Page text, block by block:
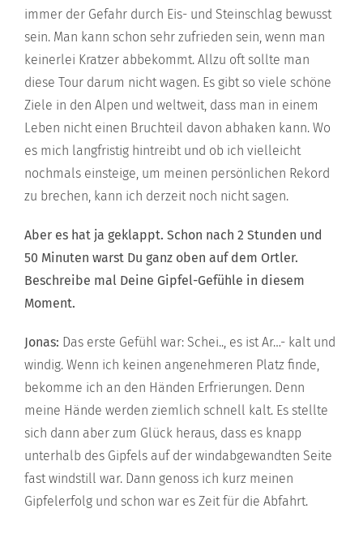
immer der Gefahr durch Eis- und Steinschlag bewusst
sein. Man kann schon sehr zufrieden sein, wenn man
keinerlei Kratzer abbekommt. Allzu oft sollte man
diese Tour darum nicht wagen. Es gibt so viele schöne
Ziele in den Alpen und weltweit, dass man in einem
Leben nicht einen Bruchteil davon abhaken kann. Wo
es mich langfristig hintreibt und ob ich vielleicht
nochmals einsteige, um meinen persönlichen Rekord
zu brechen, kann ich derzeit noch nicht sagen.
Aber es hat ja geklappt. Schon nach 2 Stunden und
50 Minuten warst Du ganz oben auf dem Ortler.
Beschreibe mal Deine Gipfel-Gefühle in diesem
Moment.
Jonas: Das erste Gefühl war: Schei.., es ist Ar…- kalt und
windig. Wenn ich keinen angenehmeren Platz finde,
bekomme ich an den Händen Erfrierungen. Denn
meine Hände werden ziemlich schnell kalt. Es stellte
sich dann aber zum Glück heraus, dass es knapp
unterhalb des Gipfels auf der windabgewandten Seite
fast windstill war. Dann genoss ich kurz meinen
Gipfelerfolg und schon war es Zeit für die Abfahrt.